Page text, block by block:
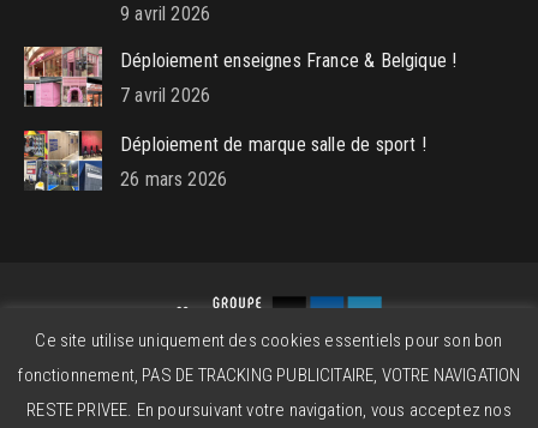
9 avril 2026
Déploiement enseignes France & Belgique !
7 avril 2026
Déploiement de marque salle de sport !
26 mars 2026
Groupe All-Over © 2026 - Powered bybeatitude.eu
Ce site utilise uniquement des cookies essentiels pour son bon
fonctionnement, PAS DE TRACKING PUBLICITAIRE, VOTRE NAVIGATION
RESTE PRIVEE. En poursuivant votre navigation, vous acceptez nos